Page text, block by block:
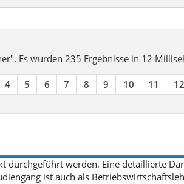
Es wurden 235 Ergebnisse in 12
4 5 6 7 8 9 10 11 12
durchgeführt werden. Eine detaillierte
ist auch als